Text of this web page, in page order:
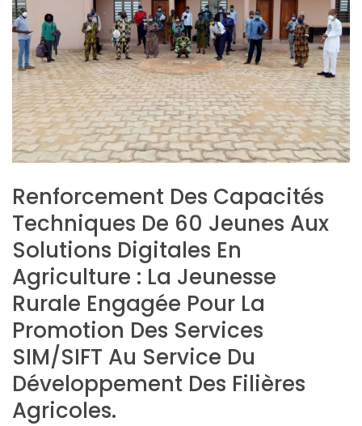
Renforcement Des Capacités
Techniques De 60 Jeunes Aux
Solutions Digitales En
Agriculture : La Jeunesse
Rurale Engagée Pour La
Promotion Des Services
SIM/SIFT Au Service Du
Développement Des Filières
Agricoles.